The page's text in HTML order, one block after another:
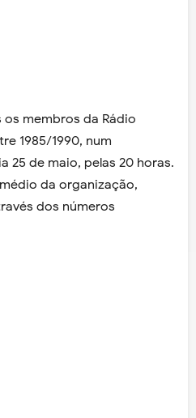
membros da Rádio
1985/1990, num
25 de maio, pelas 20 horas.
da organização,
dos números